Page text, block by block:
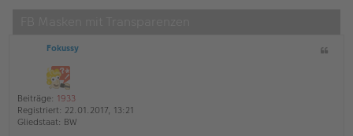
Fokussy
Beiträge: 1933
Registriert: 22.01.2017, 13:21
Gliedstaat: BW